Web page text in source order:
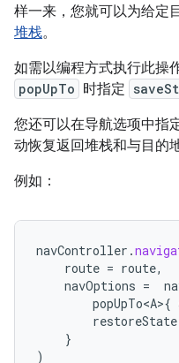
样一来，您就可以为给定
堆栈。
如需以编程方式执行此操
popUpTo 时指定
您还可以在导航选项中指
动恢复返回堆栈和与目的
例如：
navController .
route = route,
navOptions =
popUpTo<A>{
restoreState
}
)